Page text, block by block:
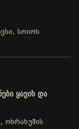
სოიოს
ყავის და
ოხრახუშის